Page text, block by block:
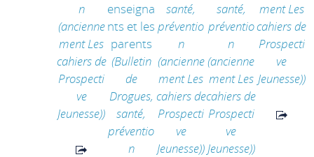
n
(ancienne
ment Les
cahiers de
Prospecti
ve
Jeunesse))
enseigna
nts et les
parents
(Bulletin
de
Drogues,
santé,
préventio
n
santé,
préventio
n
(ancienne
ment Les
cahiers de
Prospecti
ve
Jeunesse))
santé,
préventio
n
(ancienne
ment Les
cahiers de
Prospecti
ve
Jeunesse))
ment Les
cahiers de
Prospecti
ve
Jeunesse))